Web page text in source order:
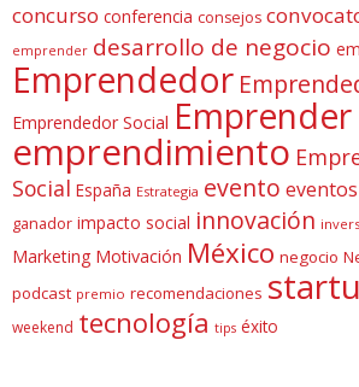
concurso conferencia consejos
emprender desarrollo de negocio
Emprendedor
Emprendedor Social Emprender
emprendimiento
Social España Estrategia evento eventos
ganador impacto social innovación
Marketing Motivación México negocio
podcast premio recomendaciones
weekend tecnología tips éxito